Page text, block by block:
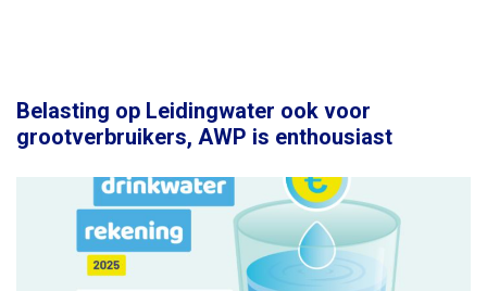
Belasting op Leidingwater ook voor
grootverbruikers, AWP is enthousiast